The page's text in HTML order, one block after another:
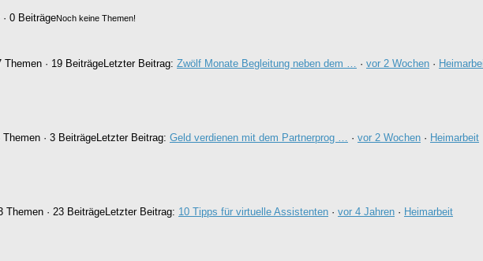
0 BeiträgeNoch keine Themen!
Themen · 19 BeiträgeLetzter Beitrag: Zwölf Monate Begleitung neben dem … · vor 2 Wochen ·
Themen · 3 BeiträgeLetzter Beitrag: Geld verdienen mit dem Partnerprog … · vor 2 Wochen · Heimarbeit
Themen · 23 BeiträgeLetzter Beitrag: 10 Tipps für virtuelle Assistenten · vor 4 Jahren · Heimarbeit